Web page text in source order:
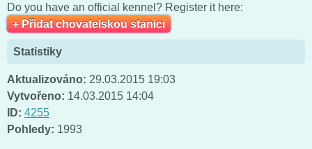
Do you have an official kennel? Register it here:
+ Přidat chovatelskou stanici
Statistiky
Aktualizováno: 29.03.2015 19:03
Vytvořeno: 14.03.2015 14:04
ID: 4255
Pohledy: 1993